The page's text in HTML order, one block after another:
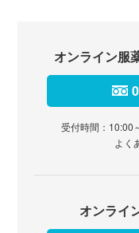
オンライン服
受付時間：10:00
よく
オンライ